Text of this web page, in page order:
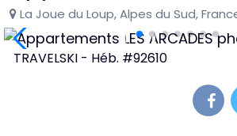
La Joue du Loup, Alpes du Sud,
TRAVELSKI - Héb. #92610